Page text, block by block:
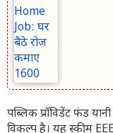
पब्लिक प्रॉविडेंट फंड
विकल्प है। यह स्कीम